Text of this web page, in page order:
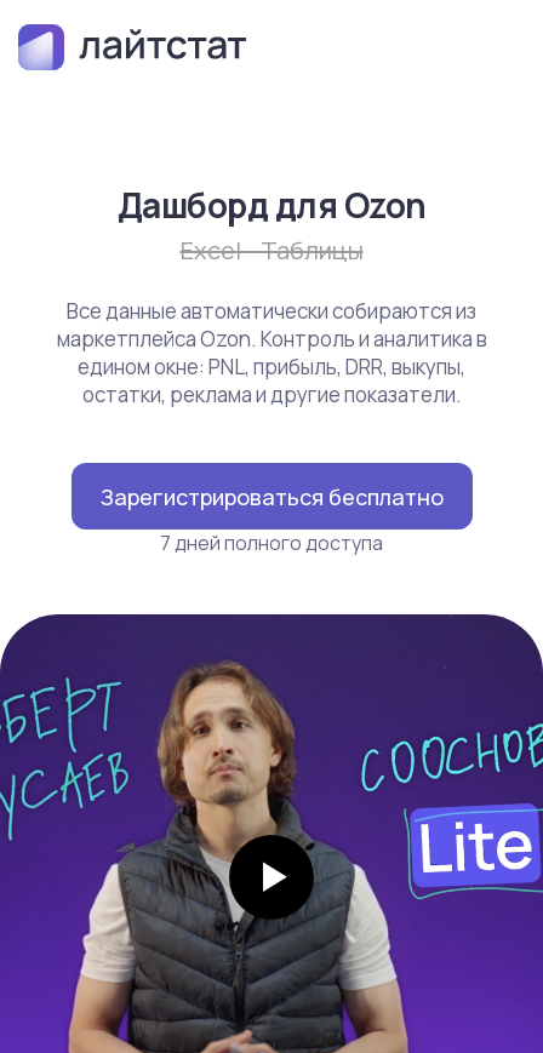
Дашборд для Ozon
Excel - Таблицы
Все данные автоматически собираются из
маркетплейса Ozon. Контроль и аналитика в
едином окне: PNL, прибыль, DRR, выкупы,
остатки, реклама и другие показатели.
Зарегистрироваться бесплатно
7 дней полного доступа